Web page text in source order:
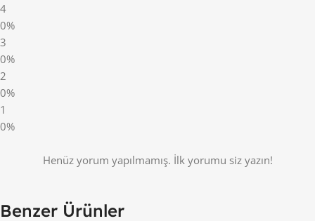
4
0%
3
0%
2
0%
1
0%
Henüz yorum yapılmamış. İlk yorumu siz yazın!
Benzer Ürünler